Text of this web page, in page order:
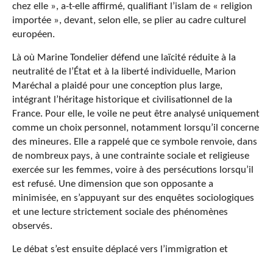
chez elle », a-t-elle affirmé, qualifiant l’islam de « religion
importée », devant, selon elle, se plier au cadre culturel
européen.
Là où Marine Tondelier défend une laïcité réduite à la
neutralité de l’État et à la liberté individuelle, Marion
Maréchal a plaidé pour une conception plus large,
intégrant l’héritage historique et civilisationnel de la
France. Pour elle, le voile ne peut être analysé uniquement
comme un choix personnel, notamment lorsqu’il concerne
des mineures. Elle a rappelé que ce symbole renvoie, dans
de nombreux pays, à une contrainte sociale et religieuse
exercée sur les femmes, voire à des persécutions lorsqu’il
est refusé. Une dimension que son opposante a
minimisée, en s’appuyant sur des enquêtes sociologiques
et une lecture strictement sociale des phénomènes
observés.
Le débat s’est ensuite déplacé vers l’immigration et